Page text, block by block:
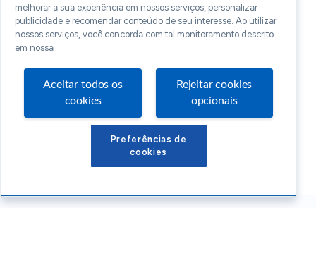
melhorar a sua experiência em nossos serviços, personalizar
publicidade e recomendar conteúdo de seu interesse. Ao utilizar
nossos serviços, você concorda com tal monitoramento descrito
em nossa
Aceitar todos os
cookies
Rejeitar cookies
opcionais
Preferências de
cookies